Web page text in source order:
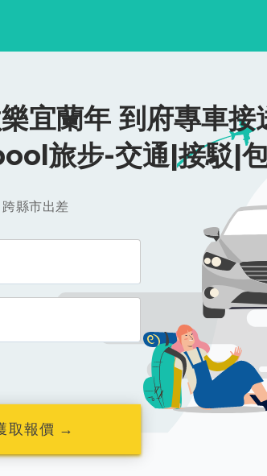
宜蘭年 到府專車接
旅步-交通|接駁|
縣市出差
取報價 →